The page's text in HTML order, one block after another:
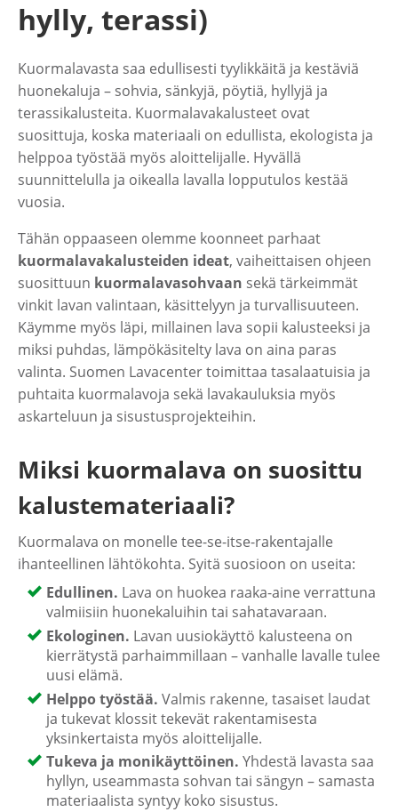
hylly, terassi)
Kuormalavasta saa edullisesti tyylikkäitä ja kestäviä
huonekaluja – sohvia, sänkyjä, pöytiä, hyllyjä ja
terassikalusteita. Kuormalavakalusteet ovat
suosittuja, koska materiaali on edullista, ekologista ja
helppoa työstää myös aloittelijalle. Hyvällä
suunnittelulla ja oikealla lavalla lopputulos kestää
vuosia.
Tähän oppaaseen olemme koonneet parhaat
kuormalavakalusteiden ideat, vaiheittaisen ohjeen
suosittuun kuormalavasohvaan sekä tärkeimmät
vinkit lavan valintaan, käsittelyyn ja turvallisuuteen.
Käymme myös läpi, millainen lava sopii kalusteeksi ja
miksi puhdas, lämpökäsitelty lava on aina paras
valinta. Suomen Lavacenter toimittaa tasalaatuisia ja
puhtaita kuormalavoja sekä lavakauluksia myös
askarteluun ja sisustusprojekteihin.
Miksi kuormalava on suosittu
kalustemateriaali?
Kuormalava on monelle tee-se-itse-rakentajalle
ihanteellinen lähtökohta. Syitä suosioon on useita:
Edullinen. Lava on huokea raaka-aine verrattuna
valmiisiin huonekaluihin tai sahatavaraan.
Ekologinen. Lavan uusiokäyttö kalusteena on
kierrätystä parhaimmillaan – vanhalle lavalle tulee
uusi elämä.
Helppo työstää. Valmis rakenne, tasaiset laudat
ja tukevat klossit tekevät rakentamisesta
yksinkertaista myös aloittelijalle.
Tukeva ja monikäyttöinen. Yhdestä lavasta saa
hyllyn, useammasta sohvan tai sängyn – samasta
materiaalista syntyy koko sisustus.